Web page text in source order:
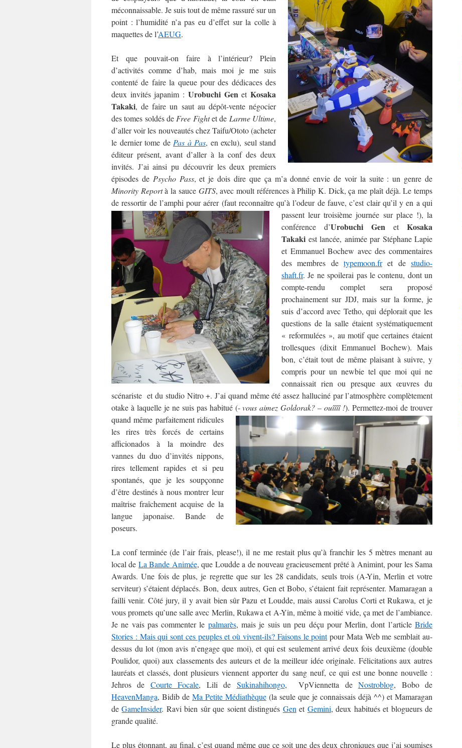
méconnaissable. Je suis tout de même rassuré sur un
point : l’humidité n’a pas eu d’effet sur la colle à
maquettes de l’AEUG.
Et que pouvait-on faire à l’intérieur? Plein
d’activités comme d’hab, mais moi je me suis
contenté de faire la queue pour des dédicaces des
deux invités japanim : Urobuchi GenetKosaka
Takaki, de faire un saut au dépôt-vente négocier
des tomes soldés deFree Fightet de Larme Ultime,
d’aller voir les nouveautés chez Taifu/Ototo (acheter
le dernier tome de Pas à Pas, en exclu), seul stand
éditeur présent, avant d’aller à la conf des deux
invités. J’ai ainsi pu découvrir les deux premiers
épisodes de Psycho Pass, et je dois dire que ça m’a donné envie de voir la suite : un genre de
Minority Reportà la sauce GITS, avec moult références à Philip K. Dick, ça me plaît déjà. Le temps
de ressortir de l’amphi pour aérer (faut reconnaître qu’à l’odeur de fauve, c’est clair qu’il y en a qui
passent leur troisième journée sur place !), la
conférence d’Urobuchi Gen et Kosaka
Takaki est lancée, animée par Stéphane Lapie
et Emmanuel Bochew avec des commentaires
des membres de typemoon.fret de studio-
shaft.fr. Je ne spoilerai pas le contenu, dont un
compte-rendu complet sera proposé
prochainement sur JDJ, mais sur la forme, je
suis d’accord avec Tetho, qui déplorait que les
questions de la salle étaient systématiquement
« reformulées », au motif que certaines étaient
trollesques (dixit Emmanuel Bochew). Mais
bon, c’était tout de même plaisant à suivre, y
compris pour un newbie tel que moi qui ne
connaissait rien ou presque aux œuvres du
scénariste et du studio Nitro +. J’ai quand même été assez halluciné par l’atmosphère complètement
otake à laquelle je ne suis pas habitué (-vous aimez Goldorak? – ouîîîî !). Permettez-moi de trouver
quand même parfaitementridicules
les rires très forcés de certains
afficionados à la moindre des
vannes du duo d’invités nippons,
rires tellement rapides et si peu
spontanés, que je les soupçonne
d’être destinés à nous montrer leur
maîtrise fraîchement acquise de la
langue japonaise. Bande de
poseurs.
La conf terminée (de l’air frais, please!), il ne me restait plus qu’à franchir les 5 mètres menant au
local de La Bande Animée, que Loudde a de nouveau gracieusement prêté à Animint, pour les Sama
Awards. Une fois de plus, je regrette que sur les 28 candidats, seuls trois (A-Yin, Merlin et votre
serviteur) s’étaient déplacés. Bon, deux autres, Gen et Bobo, s’étaient fait représenter. Mamaragan a
failli venir. Côté jury, il y avait bien sûr Pazu et Loudde, mais aussi Carolus Corti et Rukawa, et je
vous promets qu’une salle avec Merlin, Rukawa et A-Yin, même à moitié vide, ça met de l’ambiance.
Je ne vais pas commenter le palmarès, mais je suis un peu déçu pour Merlin, dont l’articleBride
Stories : Mais qui sont ces peuples et où vivent-ils? Faisons le pointpour Mata Web me semblait au-
dessus du lot (mon avis n’engage que moi), et qui est seulement arrivé deux fois deuxième (double
Poulidor, quoi) aux classements des auteurs et de la meilleur idée originale. Félicitations aux autres
lauréats et classés, dont plusieurs viennent apporter du sang neuf, ce qui est une bonne nouvelle :
Jehros de Courte Focale, Lili de Sukinahihongo, VpViennetta deNostroblog, Bobo de
HeavenManga, Bidib de Ma Petite Médiathèque (la seule que je connaissais déjà ^^) et Mamaragan
deGameInsider. Ravi bien sûr que soient distingués Genet Gemini, deux habitués et blogueurs de
grande qualité.
Le plus étonnant, au final, c’est quand même que ce soit une des deux chroniques que j’ai soumises